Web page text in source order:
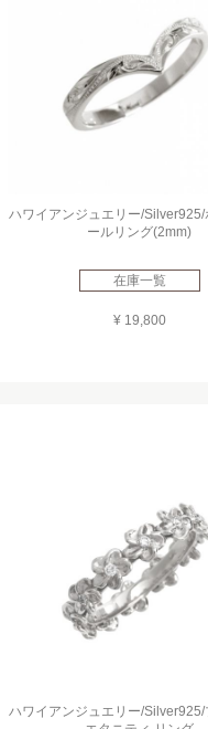
ハワイアンジュエリー/Silver925/
ールリング(2mm)
在庫一覧
¥ 19,800
ハワイアンジュエリー/Silver925/